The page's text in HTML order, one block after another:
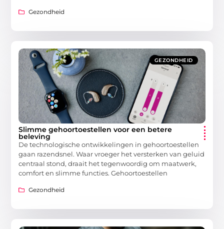
Gezondheid
GEZONDHEID
Slimme gehoortoestellen voor een betere
beleving
De technologische ontwikkelingen in gehoortoestellen
gaan razendsnel. Waar vroeger het versterken van geluid
centraal stond, draait het tegenwoordig om maatwerk,
comfort en slimme functies. Gehoortoestellen
Gezondheid